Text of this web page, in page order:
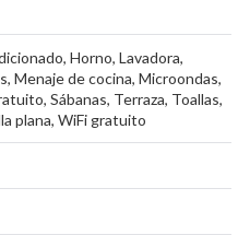
, Horno, Lavadora,
, Menaje de cocina, Microondas,
, Sábanas, Terraza, Toallas,
plana, WiFi gratuito